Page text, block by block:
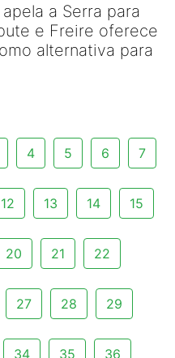
a Serra para
e Freire oferece
alternativa para
4 5 6 7
12 13 14 15
20 21 22
27 28 29
34 35 36